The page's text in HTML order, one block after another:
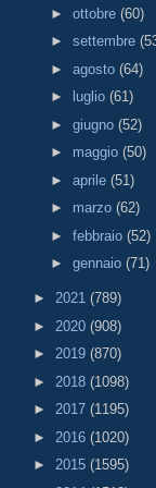
► ottobre (60)
► settembre
► agosto (64)
►
luglio (61)
► giugno (52)
► maggio (50)
► aprile (51)
► marzo (62)
► febbraio (52)
► gennaio (71)
► 2021 (789)
► 2020 (908)
► 2019 (870)
► 2018 (1098)
► 2017 (1195)
► 2016 (1020)
► 2015 (1595)